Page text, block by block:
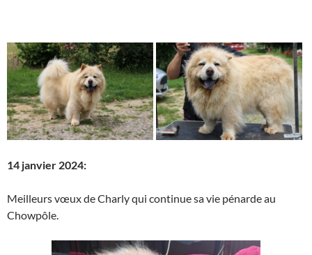
14 janvier 2024:
Meilleurs vœux de Charly qui continue sa vie pénarde au
Chowpôle.